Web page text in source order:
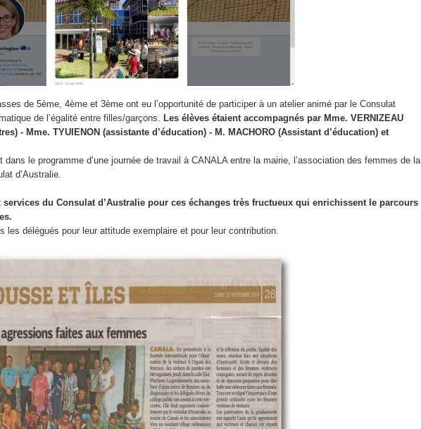
de 5ème, 4ème et 3ème ont eu l’opportunité de participer à un atelier animé par le Consulat
de l’égalité entre filles/garçons. Les élèves étaient accompagnés par Mme. VERNIZEAU
- Mme. TYUIENON (assistante d’éducation) - M. MACHORO (Assistant d’éducation) et
dans le programme d’une journée de travail à CANALA entre la mairie, l’association des femmes de la
d’Australie.
du Consulat d’Australie pour ces échanges très fructueux qui enrichissent le parcours
les délégués pour leur attitude exemplaire et pour leur contribution.